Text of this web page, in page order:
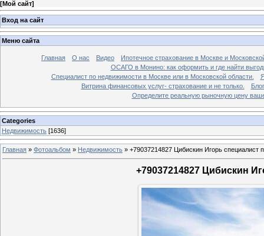
[Мой сайт]
Вход на сайт
Меню сайта
Главная О нас Видео
Ипотечное страхование в Москве и
ОСАГО в Монино: как оформить и где найти
Специалист по недвижимости в Москве или в Московской области.
Витрина финансовых услуг- страхование и не только.
Блог
Определите реальную рыночную цену
Categories
Недвижимость [1636]
Главная » Фотоальбом » Недвижимость » +79037214827 Цибискин Игорь специалист
+79037214827 Цибискин